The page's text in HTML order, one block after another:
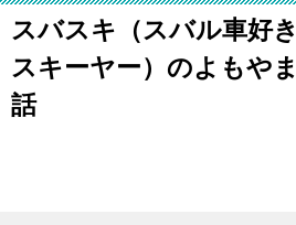
スバスキ（スバル車好き
スキーヤー）のよもやま
話